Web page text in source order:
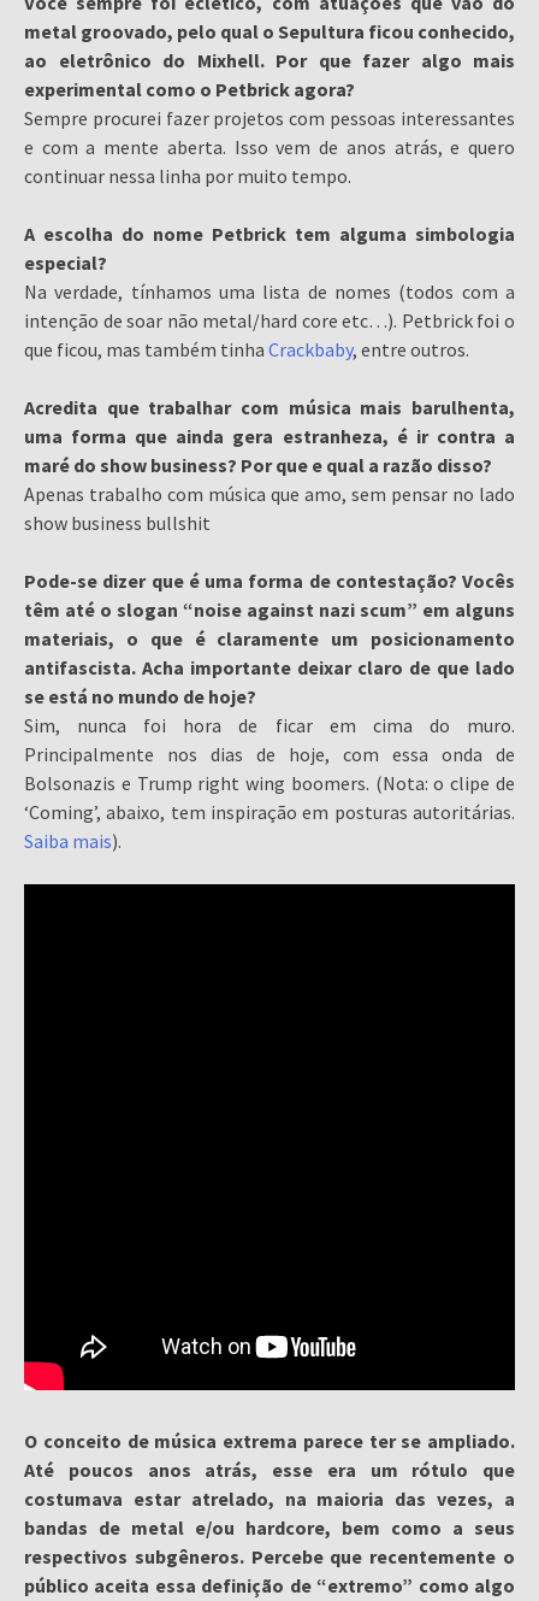
metal groovado, pelo qual o Sepultura ficou conhecido,
ao eletrônico do Mixhell. Por que fazer algo mais
experimental como o Petbrick agora?
Sempre procurei fazer projetos com pessoas interessantes
e com a mente aberta. Isso vem de anos atrás, e quero
continuar nessa linha por muito tempo.
A escolha do nome Petbrick tem alguma simbologia
especial?
Na verdade, tínhamos uma lista de nomes (todos com a
intenção de soar não metal/hard core etc…). Petbrick foi o
que ficou, mas também tinha Crackbaby, entre outros.
Acredita que trabalhar com música mais barulhenta,
uma forma que ainda gera estranheza, é ir contra a
maré do show business? Por que e qual a razão disso?
Apenas trabalho com música que amo, sem pensar no lado
show business bullshit
Pode-se dizer que é uma forma de contestação? Vocês
têm até o slogan “noise against nazi scum” em alguns
materiais, o que é claramente um posicionamento
antifascista. Acha importante deixar claro de que lado
se está no mundo de hoje?
Sim, nunca foi hora de ficar em cima do muro.
Principalmente nos dias de hoje, com essa onda de
Bolsonazis e Trump right wing boomers. (Nota: o clipe de
‘Coming’, abaixo, tem inspiração em posturas autoritárias.
Saiba mais).
O conceito de música extrema parece ter se ampliado.
Até poucos anos atrás, esse era um rótulo que
costumava estar atrelado, na maioria das vezes, a
bandas de metal e/ou hardcore, bem como a seus
respectivos subgêneros. Percebe que recentemente o
público aceita essa definição de “extremo” como algo